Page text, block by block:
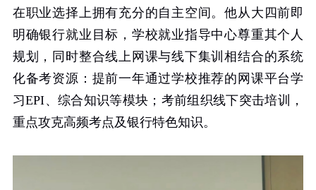
在职业选择上拥有充分的自主空间。他从大四前即
明确银行就业目标，学校就业指导中心尊重其个人
规划，同时整合线上网课与线下集训相结合的系统
化备考资源：提前一年通过学校推荐的网课平台学
习EPI、综合知识等模块；考前组织线下突击培训，
重点攻克高频考点及银行特色知识。